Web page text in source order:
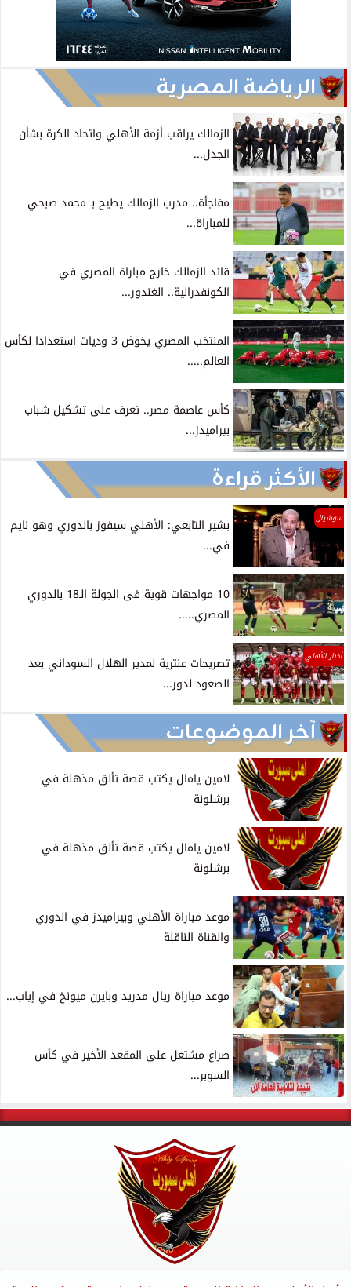
الرياضة المصرية
الزمالك يراقب أزمة الأهلي واتحاد الكرة بشأن
الجدل...
مفاجأة.. مدرب الزمالك يطيح بـ محمد صبحي
للمباراة...
قائد الزمالك خارج مباراة المصري في
الكونفدرالية.. الغندور...
المنتخب المصري يخوض 3 وديات استعدادا لكأس
العالم.....
كأس عاصمة مصر.. تعرف على تشكيل شباب
بيراميدز...
الأكثر قراءة
سوشيال
بشير التابعي: الأهلي سيفوز بالدوري وهو نايم
في...
10 مواجهات قوية فى الجولة الـ18 بالدوري
المصري.....
أخبار الأهلي
تصريحات عنترية لمدير الهلال السوداني بعد
الصعود لدور...
آخر الموضوعات
لامين يامال يكتب قصة تألق مذهلة في
برشلونة
لامين يامال يكتب قصة تألق مذهلة في
برشلونة
موعد مباراة الأهلي وبيراميدز في الدوري
والقناة الناقلة
موعد مباراة ريال مدريد وبايرن ميونخ في إياب...
صراع مشتعل على المقعد الأخير في كأس
السوبر...